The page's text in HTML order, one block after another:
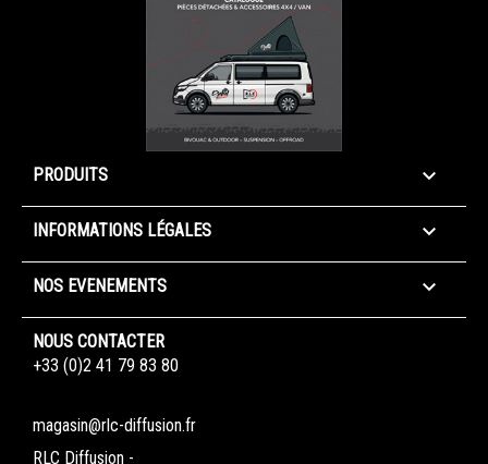
PRODUITS 
INFORMATIONS LÉGALES 
NOS EVENEMENTS 
NOUS CONTACTER
+33 (0)2 41 79 83 80
magasin@rlc-diffusion.fr
RLC Diffusion -